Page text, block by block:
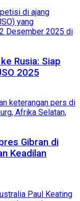
Rusia: Siap
2025
Gibran di
Keadilan